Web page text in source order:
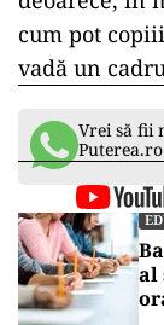
cum pot
vadă un
Vrei să fii
al